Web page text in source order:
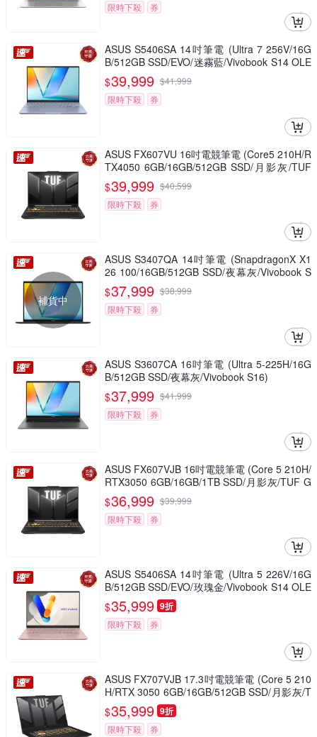
限時下殺
券
ASUS S5406SA 14吋筆電 (Ultra 7 256V/16G
B/512GB SSD/EVO/迷霧藍/Vivobook S14 OLE
D)
$39,999 $41,999
限時下殺
券
ASUS FX607VU 16吋電競筆電 (Core5 210H/R
TX4050 6GB/16GB/512GB SSD/月影灰/TUF
Gaming F16)
$39,999 $40,599
限時下殺
券
補貨中
ASUS S3407QA 14吋筆電 (SnapdragonX X1
26 100/16GB/512GB SSD/夜幕灰/Vivobook S
14)
$37,999 $38,999
限時下殺
券
ASUS S3607CA 16吋筆電 (Ultra 5-225H/16G
B/512GB SSD/夜幕灰/Vivobook S16)
$37,999 $41,999
限時下殺
券
ASUS FX607VJB 16吋電競筆電 (Core 5 210H/
RTX3050 6GB/16GB/1TB SSD/月影灰/TUF G
aming F16)
$36,999 $39,999
限時下殺
券
ASUS S5406SA 14吋筆電 (Ultra 5 226V/16G
B/512GB SSD/EVO/玫瑰金/Vivobook S14 OLE
D)
$35,999 9折
限時下殺 券
ASUS FX707VJB 17.3吋電競筆電 (Core 5 210
H/RTX 3050 6GB/16GB/512GB SSD/月影灰/T
UF Gaming F17)
$35,999 9折
限時下殺 券